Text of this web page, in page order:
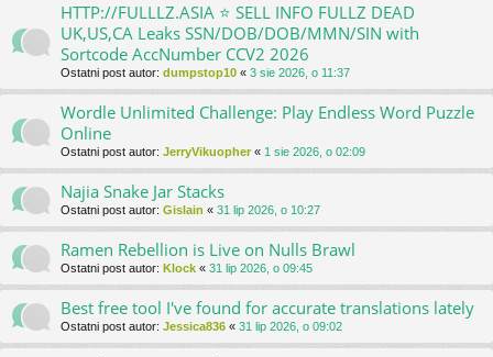
HTTP://FULLLZ.ASIA ⭐️ SELL INFO FULLZ DEAD
UK,US,CA Leaks SSN/DOB/DOB/MMN/SIN with
Sortcode AccNumber CCV2 2026
Ostatni post autor: dumpstop10 « 3 sie 2026, o 11:37
Wordle Unlimited Challenge: Play Endless Word Puzzle
Online
Ostatni post autor: JerryVikuopher « 1 sie 2026, o 02:09
Najia Snake Jar Stacks
Ostatni post autor: Gislain « 31 lip 2026, o 10:27
Ramen Rebellion is Live on Nulls Brawl
Ostatni post autor: Klock « 31 lip 2026, o 09:45
Best free tool I've found for accurate translations lately
Ostatni post autor: Jessica836 « 31 lip 2026, o 09:02